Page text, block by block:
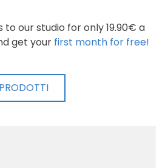
our studio for only 19.90€ a
get your first month for free!